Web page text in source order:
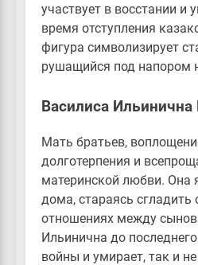
участвует в восстании и
время отступления
фигура символизирует
рушащийся под напором
Василиса
Мать братьев,
долготерпения и
материнской любви. Она
дома, стараясь сгладить
отношениях между
Ильинична до
войны и умирает, так и